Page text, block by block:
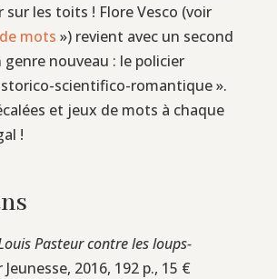
sur les toits ! Flore Vesco (voir
mots ») revient avec un second
genre nouveau : le policier
scientifico-romantique ».
et jeux de mots à chaque
!
Pasteur contre les loups-
2016, 192 p., 15 €